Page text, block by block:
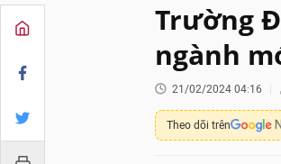
Trường
ngành
21/02/2024 04:16
Theo dõi trên